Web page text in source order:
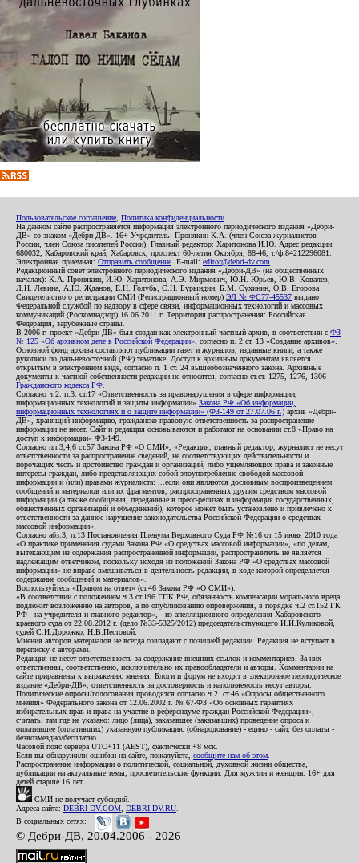
Пользовательское соглашение Политика конфиденциальности
На данном сайте распространяется информация электронного периодического издания «Дебри-
ДВ» со знаком «Дебри-ДВ». 16+ Учредитель: Пронякин К.А. (член Союза журналистов
России, член Союза писателей России). Главный редактор: Харитонова И.Ю. Адрес редакции:
680032, Хабаровский край, Хабаровск, проспект 60-летия Октября, 88-46, т./ф.84212296081.
Электронная приемная: Отправить сообщение . E-mail: editor@debri-dv.com
Редакционный совет электронного периодического издания «Дебри-ДВ» (на общественных
началах): К.А. Пронякин, И.Ю. Харитонова, А.Э. Мирмович, Ю.Н. Юрьев, Ю.В. Ковалев,
Л.Н. Левина, А.Ю. Жданов, Е.Н. Голубь, С.Н. Бурындин, Б.М. Сухинин, О.В. Егорова
Свидетельство о регистрации СМИ (Регистрационный номер) ЭЛ № ФС77-45537 выдано
Федеральной службой по надзору в сфере связи, информационных технологий и массовых
коммуникаций (Роскомнадзор) 16.06.2011 г. Территория распространения: Российская
Федерация, зарубежные страны.
В 2006 г. проект «Дебри-ДВ» был создан как электронный частный архив, в соответствии с ФЗ
№ 125 «Об архивном деле в Российской Федерации» , согласно п. 2 ст. 13 «Создание архивов».
Основной фонд архива составляют публикации газет и журналов, изданные книги, а также
рукописи по дальневосточной (РФ) тематике. Доступ к архивным документам является
открытым в электронном виде, согласно п. 1 ст. 24 вышеобозначенного закона. Архивные
документы к частной собственности редакции не относятся, согласно ст.ст. 1275, 1276, 1306
Гражданского кодекса РФ
Согласно ч.2. п.3. ст.17 «Ответственность за правонарушения в сфере информации,
информационных технологий и защиты информации» Закона РФ «Об информации,
информационных технологиях и о защите информации» (ФЗ-149 от 27.07.06 г.) архив «Дебри-
ДВ», хранящий информацию, гражданско-правовую ответственность за распространение
информации не несет. Сайт и редакция основываются и работают на основании ст.8 «Право на
доступ к информации» ФЗ-149.
Согласно пп.3,4,6 ст.57 Закона РФ «О СМИ», «Редакция, главный редактор, журналист не несут
ответственности за распространение сведений, не соответствующих действительности и
порочащих честь и достоинство граждан и организаций, либо ущемляющих права и законные
интересы граждан, либо представляющих собой злоупотребление свободой массовой
информации и (или) правами журналиста: ...если они являются дословным воспроизведением
сообщений и материалов или их фрагментов, распространенных другим средством массовой
информации (а также сообщения, переданные в пресс-релизах и информация государственных,
общественных организаций и объединений), которое может быть установлено и привлечено к
ответственности за данное нарушение законодательства Российской Федерации о средствах
массовой информации».
Согласно абз.3, п.13 Постановления Пленума Верховного Суда РФ №16 от 15 июня 2010 года
«О практике применения судами Закона РФ «О средствах массовой информации», «по делам,
вытекающим из содержания распространенной информации, распространитель не является
надлежащим ответчиком, поскольку исходя из положений Закона РФ «О средствах массовой
информации» не вправе вмешиваться в деятельность редакции, в ходе которой определяется
содержание сообщений и материалов».
Воспользуйтесь «Правом на ответ» (ст.46 Закона РФ «О СМИ»).
«В соответствии с положением ч.3 ст.196 ГПК РФ, обязанность компенсации морального вреда
подлежит возложению на авторов, а по опубликованию опровержения, в порядке ч.2 ст.152 ГК
РФ - на учредителя и главного редактор», - из апелляционного определения Хабаровского
краевого суда от 22.08.2012 г. (дело №33-5325/2012) председательствующего И.И.Куликовой,
судей С.И.Дорожко, Н.В.Пестовой.
Мнения авторов материалов не всегда совпадают с позицией редакции. Редакция не вступает в
переписку с авторами.
Редакция не несет ответственность за содержание внешних ссылок и комментариев. За них
ответственны, соответственно, исключительно их правообладатели и авторы. Комментарии на
сайте приравнены к выражению мнения. Блоги и форум не входят в электронное периодическое
издание «Дебри-ДВ», ответственность за достоверность и наполняемость несут авторы.
Политические опросы/голосования проводятся согласно ч.2. ст.46 «Опросы общественного
мнения» Федерального закона от 12.06.2002 г. № 67-ФЗ «Об основных гарантиях
избирательных прав и права на участие в референдуме граждан Российской Федерации»;
считать, там где не указано: лицо (лица), заказавшее (заказавших) проведение опроса и
оплатившее (оплативших) указанную публикацию (обнародование) - едино - сайт, без оплаты -
безвозмездно/бесплатно.
Часовой пояс сервера UTC+11 (AEST), фактически +8 мск.
Если вы обнаружили ошибки на сайте, пожалуйста, сообщите нам об этом
Распространение информации о политической, социальной, духовной жизни общества,
публикации на актуальные темы, просветительские функции. Для мужчин и женщин. 16+ для
детей старше 16 лет.
СМИ не получает субсидий.
Адреса сайта: DEBRI-DV.COM DEBRI-DV.RU
В социальных сетях:
© Дебри-ДВ, 20.04.2006 - 2026